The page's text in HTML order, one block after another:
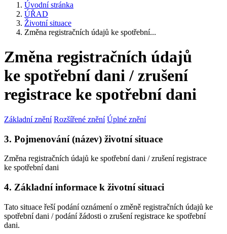
Úvodní stránka
ÚŘAD
Životní situace
Změna registračních údajů ke spotřební...
Změna registračních údajů
ke spotřební dani / zrušení
registrace ke spotřební dani
Základní znění Rozšířené znění Úplné znění
3. Pojmenování (název) životní situace
Změna registračních údajů ke spotřební dani / zrušení registrace
ke spotřební dani
4. Základní informace k životní situaci
Tato situace řeší podání oznámení o změně registračních údajů ke
spotřební dani / podání žádosti o zrušení registrace ke spotřební
dani.